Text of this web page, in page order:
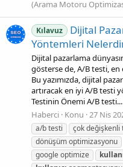
(Arama Motoru
Kılavuz
Dijital
Yöntemleri
Dijital pazarlama
gösterse de, A/B testi,
Bu yazımızda, dijital
artıracak en iyi A/B testi
Testinin Önemi A/B testi...
Haberci Konu 27 Nis
a/b testi
çok değişkenli
dönüşüm optimizasyonu
google optimize